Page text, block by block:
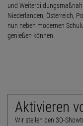
und
Niederlanden, Österreich,
nun neben modernen
genießen können.
Aktivieren
Wir stellen den 3D-